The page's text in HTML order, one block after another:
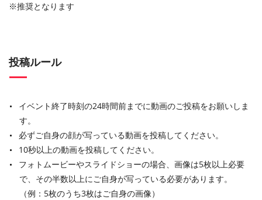
※推奨となります
投稿ルール
イベント終了時刻の24時間前までに動画のご投稿をお願いしま
す。
必ずご自身の顔が写っている動画を投稿してください。
10秒以上の動画を投稿してください。
フォトムービーやスライドショーの場合、画像は5枚以上必要
で、その半数以上にご自身が写っている必要があります。
（例：5枚のうち3枚はご自身の画像）